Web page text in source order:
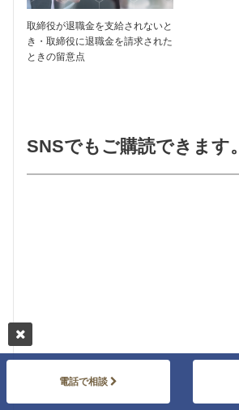
取締役が退職金を支給されないと
き・取締役に退職金を請求された
ときの留意点
SNSでもご購読できます。
電話で相談